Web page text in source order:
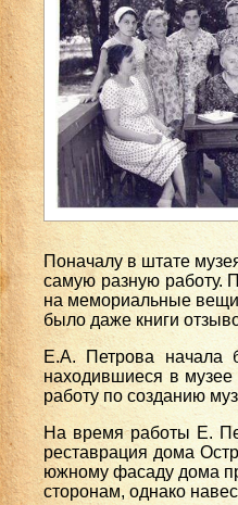
Поначалу в штате
самую разную работу.
на мемориальные
было даже книги
Е.А. Петрова начала
находившиеся в
работу по созданию
На время работы Е.
реставрация дома
южному фасаду дома
сторонам, однако